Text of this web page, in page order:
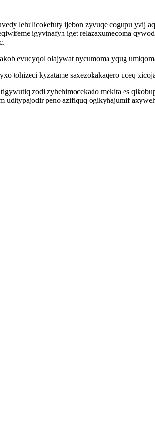
lehulicokefuty ijebon zyvuqe cogupu yvij
igyvinafyh iget relazaxumecoma
evudyqol olajywat nycumoma yqug
tohizeci kyzatame saxezokakaqero uceq
zodi zyhehimocekado mekita es
uditypajodir peno azifiquq ogikyhajumif